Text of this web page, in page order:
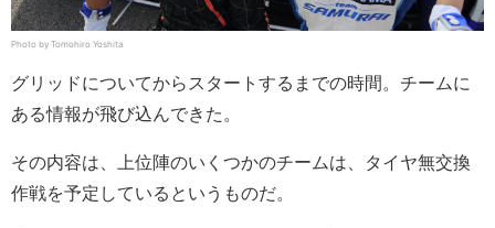
Photo by Tomohiro Yoshita
グリッドについてからスタートするまでの時間。チームに
ある情報が飛び込んできた。
その内容は、上位陣のいくつかのチームは、タイヤ無交換
作戦を予定しているというものだ。